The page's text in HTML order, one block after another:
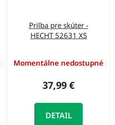
Prilba pre skúter -
HECHT 52631 XS
Momentálne nedostupné
37,99 €
DETAIL